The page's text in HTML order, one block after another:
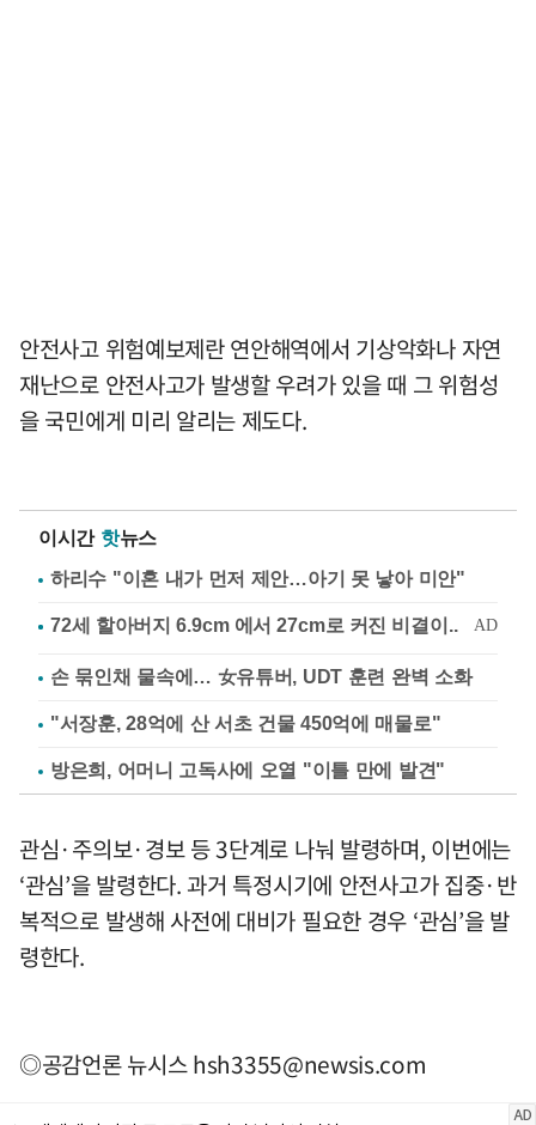
안전사고 위험예보제란 연안해역에서 기상악화나 자연
재난으로 안전사고가 발생할 우려가 있을 때 그 위험성
을 국민에게 미리 알리는 제도다.
이시간 핫뉴스
하리수 "이혼 내가 먼저 제안…아기 못 낳아 미안"
손 묶인채 물속에… 女유튜버, UDT 훈련 완벽 소화
"서장훈, 28억에 산 서초 건물 450억에 매물로"
방은희, 어머니 고독사에 오열 "이틀 만에 발견"
관심·주의보·경보 등 3단계로 나눠 발령하며, 이번에는
‘관심’을 발령한다. 과거 특정시기에 안전사고가 집중·반
복적으로 발생해 사전에 대비가 필요한 경우 ‘관심’을 발
령한다.
◎공감언론 뉴시스hsh3355@newsis.com